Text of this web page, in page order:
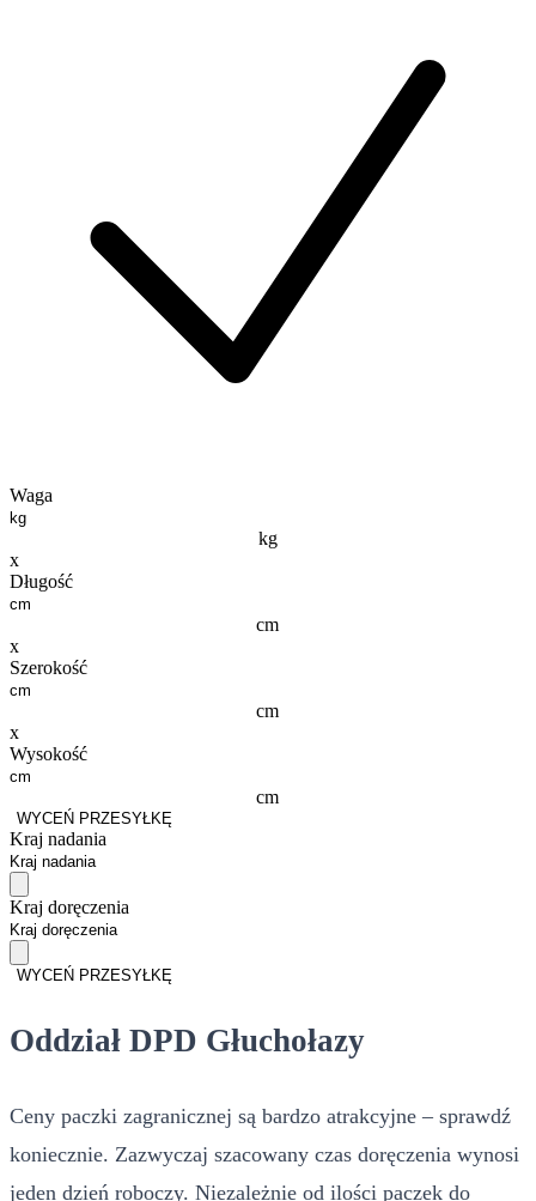
Waga
kg
x
Długość
cm
x
Szerokość
cm
x
Wysokość
cm
WYCEŃ PRZESYŁKĘ
Kraj nadania
Kraj doręczenia
WYCEŃ PRZESYŁKĘ
Oddział DPD Głuchołazy
Ceny paczki zagranicznej są bardzo atrakcyjne – sprawdź
koniecznie. Zazwyczaj szacowany czas doręczenia wynosi
jeden dzień roboczy. Niezależnie od ilości paczek do